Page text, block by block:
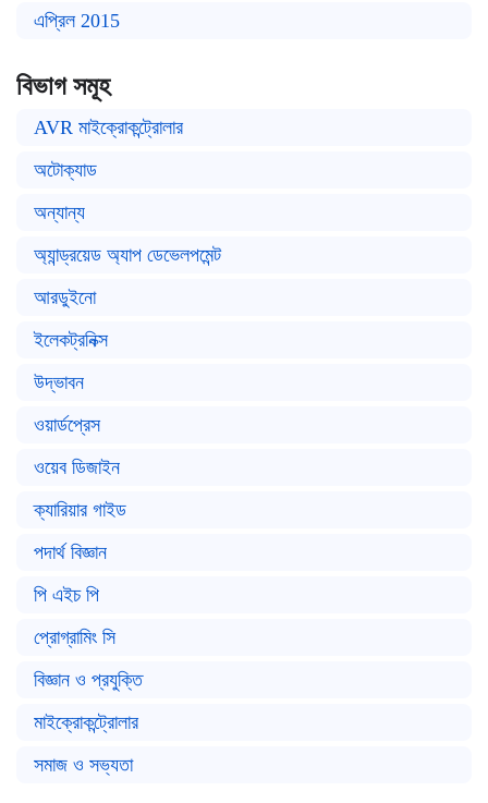
এপ্রিল 2015
বিভাগ সমূহ
AVR মাইক্রোকন্ট্রোলার
অটোক্যাড
অন্যান্য
অ্যান্ড্রয়েড অ্যাপ ডেভেলপমেন্ট
আরডুইনো
ইলেকট্রনিক্স
উদ্ভাবন
ওয়ার্ডপ্রেস
ওয়েব ডিজাইন
ক্যারিয়ার গাইড
পদার্থ বিজ্ঞান
পি এইচ পি
প্রোগ্রামিং সি
বিজ্ঞান ও প্রযুক্তি
মাইক্রোকন্ট্রোলার
সমাজ ও সভ্যতা